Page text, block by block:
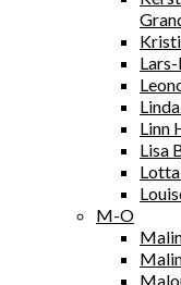
Linn
Lisa
M-O